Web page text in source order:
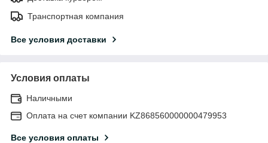
Транспортная компания
Все условия доставки
Условия оплаты
Наличными
Оплата на счет компании KZ868560000000479953
Все условия оплаты